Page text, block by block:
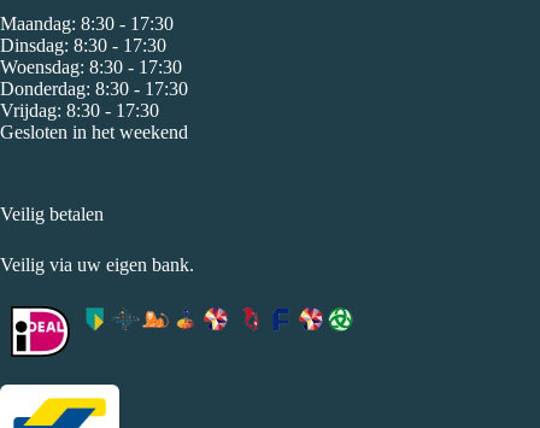
Maandag: 8:30 - 17:30
Dinsdag: 8:30 - 17:30
Woensdag: 8:30 - 17:30
Donderdag: 8:30 - 17:30
Vrijdag: 8:30 - 17:30
Gesloten in het weekend
Veilig betalen
Veilig via uw eigen bank.